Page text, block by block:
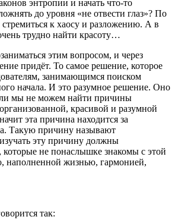
энтропии и начать что-то
до уровня «не отвести глаз»? По
к хаосу и разложению. А в
трудно найти красоту…
этим вопросом, и через
придёт. То самое решение, которое
занимающимся поиском
начала. И это разумное решение. Оно
мы не можем найти причины
красивой и разумной
эта причина находится за
Такую причину называют
эту причину должны
которые не понаслышке знакомы с этой
наполненной жизнью, гармонией,
так: